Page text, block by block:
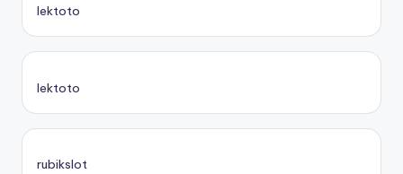
lektoto
lektoto
rubikslot